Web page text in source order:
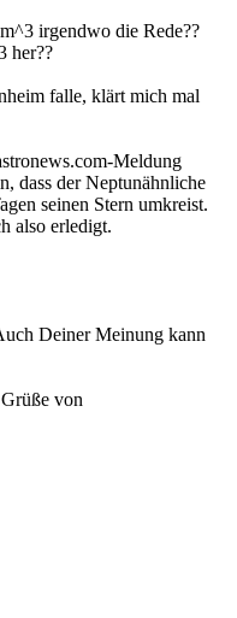
irgendwo die Rede??
her??
falle, klärt mich mal
Meldung
dass der Neptunähnliche
seinen Stern umkreist.
also erledigt.
Deiner Meinung kann
von